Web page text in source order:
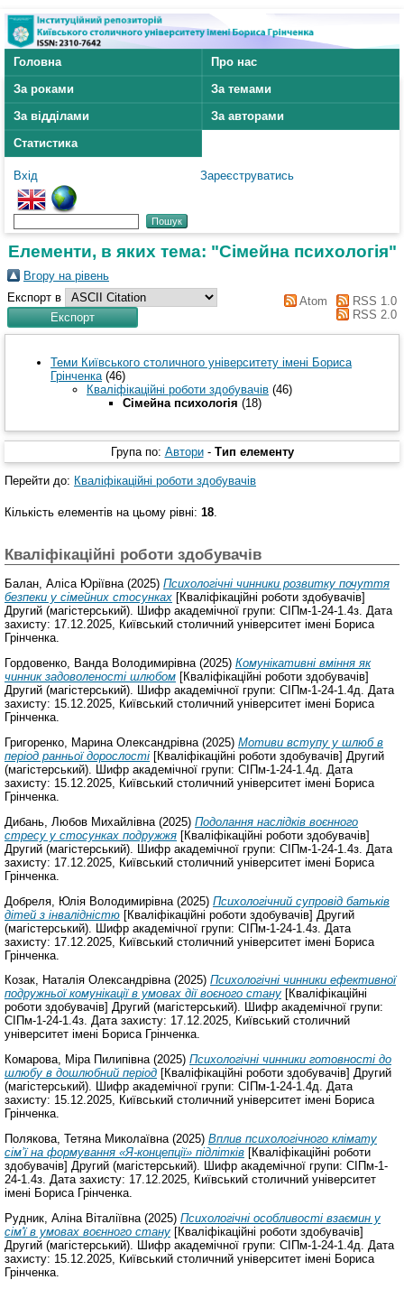
Головна
Про нас
За роками
За темами
За відділами
За авторами
Статистика
Вхід Зареєструватись
Елементи, в яких тема: "Сімейна психологія"
Вгору на рівень
Експорт в
Atom
RSS 1.0
RSS 2.0
Теми Київського столичного університету імені Бориса
Грінченка (46)
Кваліфікаційні роботи здобувачів (46)
Сімейна психологія (18)
Група по: Автори- Тип елементу
Перейти до: Кваліфікаційні роботи здобувачів
Кількість елементів на цьому рівні: 18
Кваліфікаційні роботи здобувачів
Балан, Аліса Юріївна(2025) Психологічні чинники розвитку почуття
безпеки у сімейних стосунках [Кваліфікаційні роботи здобувачів]
Другий (магістерський). Шифр академічної групи: СІПм-1-24-1.4з. Дата
захисту: 17.12.2025, Київський столичний університет імені Бориса
Грінченка.
Гордовенко, Ванда Володимирівна(2025) Комунікативні вміння як
чинник задоволеності шлюбом [Кваліфікаційні роботи здобувачів]
Другий (магістерський). Шифр академічної групи: СІПм-1-24-1.4д. Дата
захисту: 15.12.2025, Київський столичний університет імені Бориса
Грінченка.
Григоренко, Марина Олександрівна(2025) Мотиви вступу у шлюб в
період ранньої дорослості [Кваліфікаційні роботи здобувачів] Другий
(магістерський). Шифр академічної групи: СІПм-1-24-1.4д. Дата
захисту: 15.12.2025, Київський столичний університет імені Бориса
Грінченка.
Дибань, Любов Михайлівна (2025) Подолання наслідків воєнного
стресу у стосунках подружжя [Кваліфікаційні роботи здобувачів]
Другий (магістерський). Шифр академічної групи: СІПм-1-24-1.4з. Дата
захисту: 17.12.2025, Київський столичний університет імені Бориса
Грінченка.
Добреля, Юлія Володимирівна (2025) Психологічний супровід батьків
дітей з інвалідністю [Кваліфікаційні роботи здобувачів] Другий
(магістерський). Шифр академічної групи: СІПм-1-24-1.4з. Дата
захисту: 17.12.2025, Київський столичний університет імені Бориса
Грінченка.
Козак, Наталія Олександрівна(2025) Пcихологічні чинники ефективної
подружньої комунікації в умовах дії воєного стану [Кваліфікаційні
роботи здобувачів] Другий (магістерський). Шифр академічної групи:
СІПм-1-24-1.4з. Дата захисту: 17.12.2025, Київський столичний
університет імені Бориса Грінченка.
Комарова, Міра Пилипівна(2025) Психологічні чинники готовності до
шлюбу в дошлюбний період [Кваліфікаційні роботи здобувачів] Другий
(магістерський). Шифр академічної групи: СІПм-1-24-1.4д. Дата
захисту: 15.12.2025, Київський столичний університет імені Бориса
Грінченка.
Полякова, Тетяна Миколаївна(2025) Вплив психологічного клімату
сім’ї на формування «Я-концепції» підлітків [Кваліфікаційні роботи
здобувачів] Другий (магістерський). Шифр академічної групи: СІПм-1-
24-1.4з. Дата захисту: 17.12.2025, Київський столичний університет
імені Бориса Грінченка.
Рудник, Аліна Віталіївна (2025) Психологічні особливості взаємин у
сім'ї в умовах воєнного стану [Кваліфікаційні роботи здобувачів]
Другий (магістерський). Шифр академічної групи: СІПм-1-24-1.4д. Дата
захисту: 15.12.2025, Київський столичний університет імені Бориса
Грінченка.